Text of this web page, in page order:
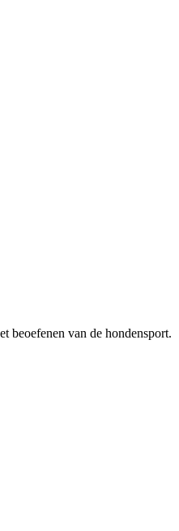
beoefenen van de hondensport.